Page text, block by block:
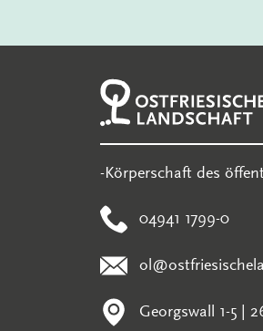
-Körperschaft des
04941 1799-0
Georgswall 1-5 |